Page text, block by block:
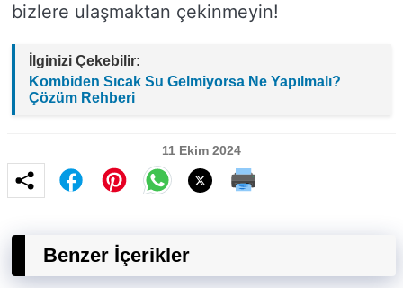
bizlere ulaşmaktan çekinmeyin!
İlginizi Çekebilir:
Kombiden Sıcak Su Gelmiyorsa Ne Yapılmalı?
Çözüm Rehberi
11 Ekim 2024
Benzer İçerikler